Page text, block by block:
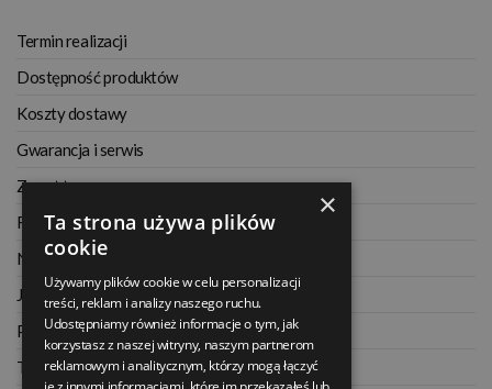
Termin realizacji
Dostępność produktów
Koszty dostawy
Gwarancja i serwis
Zwrot towaru
Regulamin
Najczęściej zadawane pytania
Jak kupować na raty
Polityka prywatności
Twoje zamówienia
×
Ta strona używa plików
cookie
Używamy plików cookie w celu personalizacji
treści, reklam i analizy naszego ruchu.
Udostępniamy również informacje o tym, jak
korzystasz z naszej witryny, naszym partnerom
reklamowym i analitycznym, którzy mogą łączyć